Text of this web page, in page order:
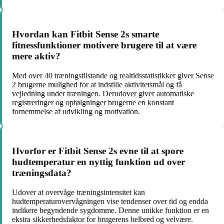
Hvordan kan Fitbit Sense 2s smarte
fitnessfunktioner motivere brugere til at være
mere aktiv?
Med over 40 træningstilstande og realtidsstatistikker giver Sense
2 brugerne mulighed for at indstille aktivitetsmål og få
vejledning under træningen. Derudover giver automatiske
registreringer og opfølgninger brugerne en konstant
fornemmelse af udvikling og motivation.
Hvorfor er Fitbit Sense 2s evne til at spore
hudtemperatur en nyttig funktion ud over
træningsdata?
Udover at overvåge træningsintensitet kan
hudtemperaturovervågningen vise tendenser over tid og endda
indikere begyndende sygdomme. Denne unikke funktion er en
ekstra sikkerhedsfaktor for brugerens helbred og velvære.